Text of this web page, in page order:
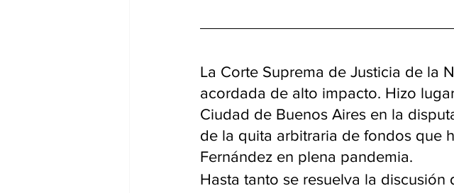
La Corte Suprema de Justicia de la
acordada de alto impacto. Hizo
Ciudad de Buenos Aires en la
de la quita arbitraria de fondos que
Fernández en plena pandemia.
Hasta tanto se resuelva la